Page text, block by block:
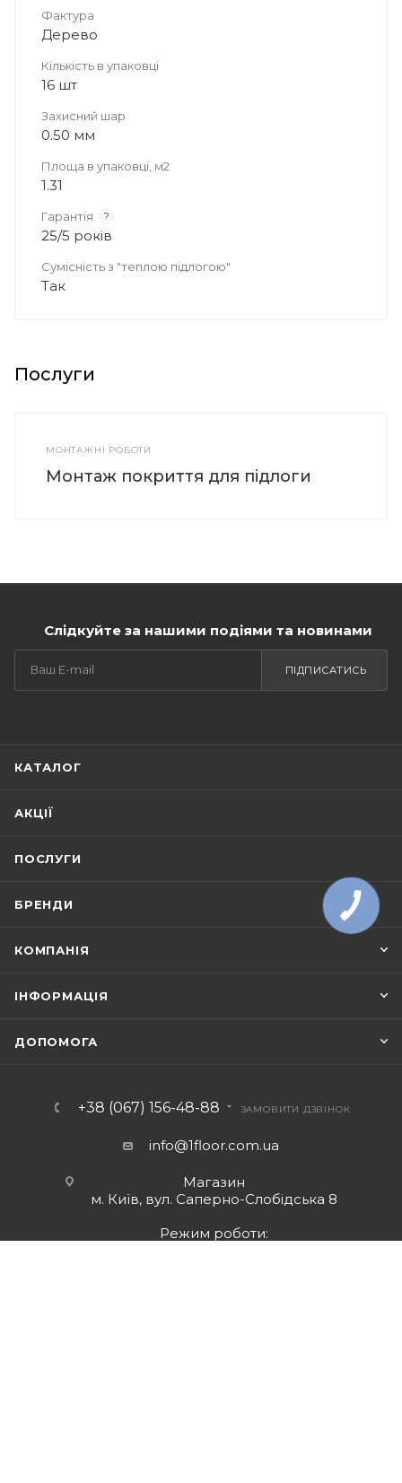
Фактура
Дерево
Кількість в упаковці
16 шт
Захисний шар
0.50 мм
Площа в упаковці, м2
1.31
Гарантія ?
25/5 років
Сумісність з "теплою підлогою"
Так
Послуги
МОНТАЖНІ РОБОТИ
Монтаж покриття для підлоги
Слідкуйте за нашими подіями та новинами
ПІДПИСАТИСЬ
КАТАЛОГ
АКЦІЇ
ПОСЛУГИ
БРЕНДИ
КОМПАНІЯ
ІНФОРМАЦІЯ
ДОПОМОГА
+38 (067) 156-48-88 ЗАМОВИТИ ДЗВІНОК
info@1floor.com.ua
Магазин
м. Київ, вул. Саперно-Слобідська 8
Режим роботи: